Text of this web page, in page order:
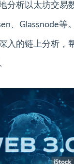
分析以太坊交易
、Glassnode等
入的链上分析，